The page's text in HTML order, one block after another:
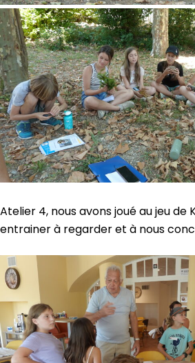
Atelier 4, nous avons joué au jeu de
entrainer à regarder et à nous